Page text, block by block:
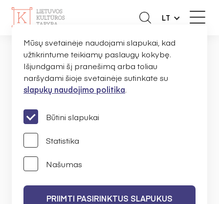
LT
NAUJIENOS
PRANEŠIMAI
IEŠKOTI
Mūsų svetainėje naudojami slapukai, kad
užtikrintume teikiamų paslaugų kokybę.
Išjundgami šį pranešimą arba toliau
naršydami šioje svetainėje sutinkate su
slapukų naudojimo politika.
Būtini slapukai
Statistika
Našumas
PRIIMTI PASIRINKTUS SLAPUKUS